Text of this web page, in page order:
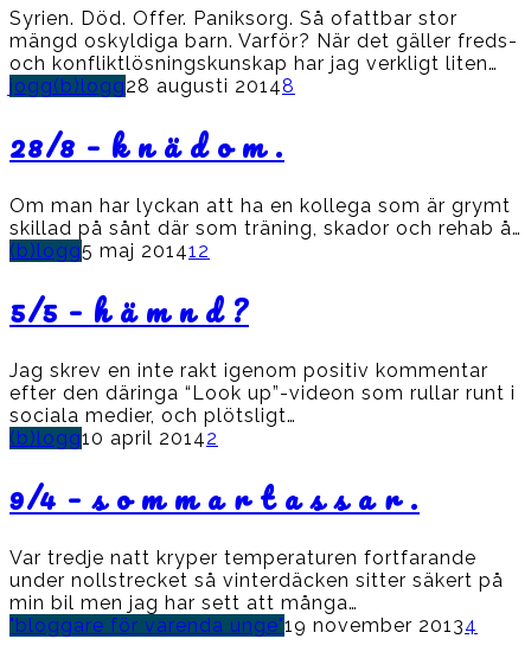
Syrien. Död. Offer. Paniksorg. Så ofattbar stor
mängd oskyldiga barn. Varför? När det gäller freds-
och konfliktlösningskunskap har jag verkligt liten…
jogg(b)logg28 augusti 20148
28/8 – k n ä d o m .
Om man har lyckan att ha en kollega som är grymt
skillad på sånt där som träning, skador och rehab å…
(b)logg5 maj 201412
5/5 – h ä m n d ?
Jag skrev en inte rakt igenom positiv kommentar
efter den däringa “Look up”-videon som rullar runt i
sociala medier, och plötsligt…
(b)logg10 april 20142
9/4 – s o m m a r t a s s a r .
Var tredje natt kryper temperaturen fortfarande
under nollstrecket så vinterdäcken sitter säkert på
min bil men jag har sett att många…
"bloggare för varenda unge"19 november 20134